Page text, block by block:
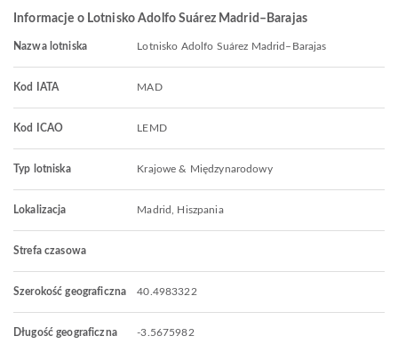
Informacje o Lotnisko Adolfo Suárez Madrid–Barajas
Nazwa lotniska Lotnisko Adolfo Suárez Madrid–Barajas
Kod IATA MAD
Kod ICAO LEMD
Typ lotniska Krajowe & Międzynarodowy
Lokalizacja Madrid, Hiszpania
Strefa czasowa
Szerokość geograficzna 40.4983322
Długość geograficzna -3.5675982